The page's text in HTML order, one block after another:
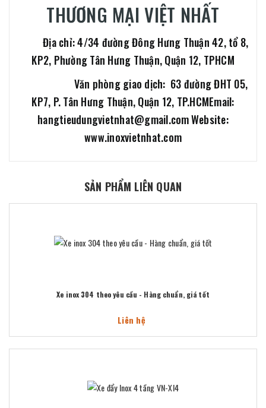
THƯƠNG MẠI VIỆT NHẤT
Địa chỉ: 4/34 đường Đông Hưng Thuận 42, tổ 8,
KP2, Phường Tân Hưng Thuận, Quận 12, TPHCM
Văn phòng giao dịch: 63 đường ĐHT 05,
KP7, P. Tân Hưng Thuận, Quận 12, TP.HCMEmail:
hangtieudungvietnhat@gmail.comWebsite:
www.inoxvietnhat.com
SẢN PHẨM LIÊN QUAN
Xe inox 304 theo yêu cầu - Hàng chuẩn, giá tốt
Liên hệ